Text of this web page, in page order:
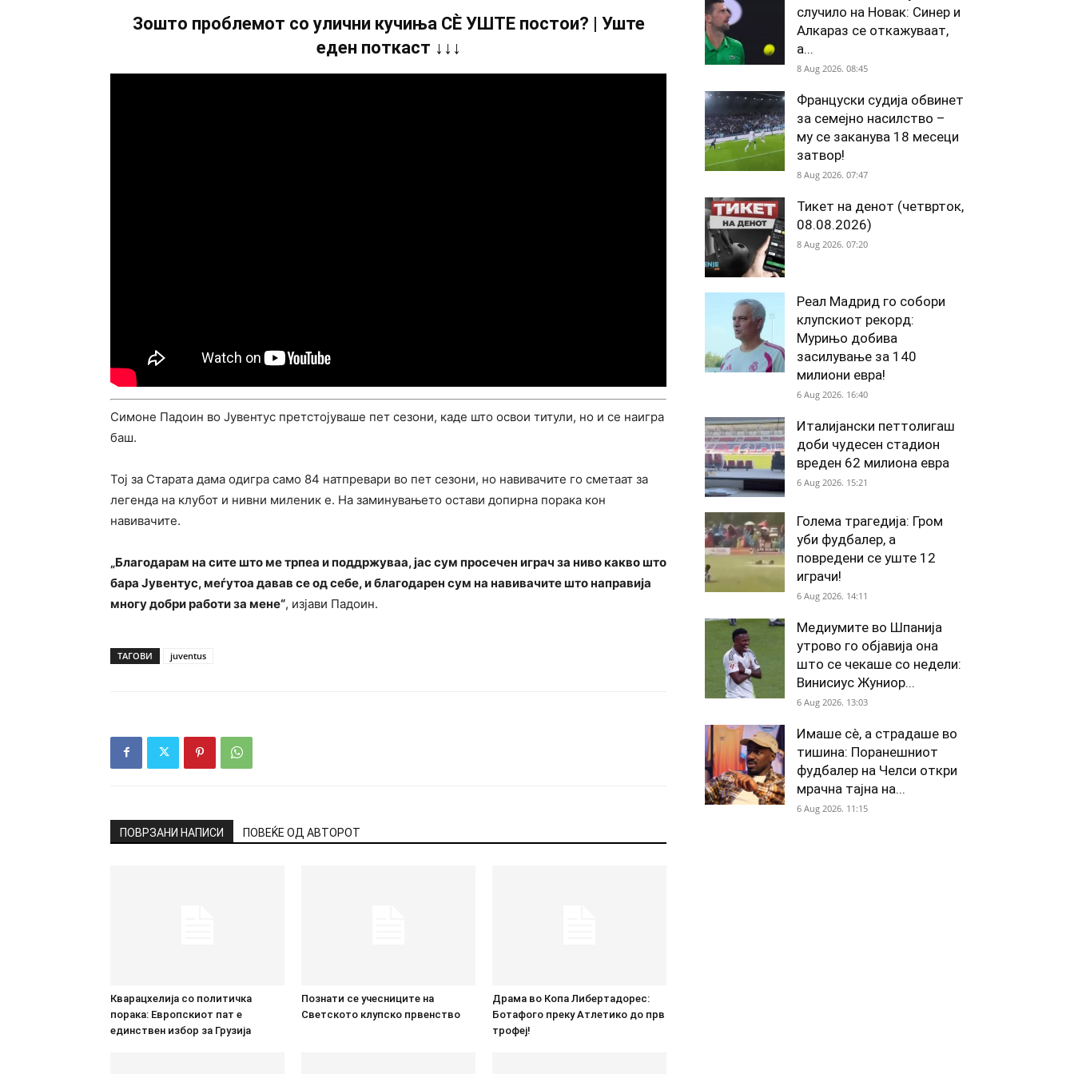
Зошто проблемот со улични кучиња СÈ УШТЕ постои? | Уште
еден поткаст ↓↓↓
Симоне Падоин во Јувентус претстојуваше пет сезони, каде што освои титули, но и се наигра
баш.
Тој за Старата дама одигра само 84 натпревари во пет сезони, но навивачите го сметаат за
легенда на клубот и нивни миленик е. На заминувањето остави допирна порака кон
навивачите.
„Благодарам на сите што ме трпеа и поддржуваа, јас сум просечен играч за ниво какво што
бара Јувентус, меѓутоа давав се од себе, и благодарен сум на навивачите што направија
многу добри работи за мене“, изјави Падоин.
ТАГОВИ juventus
ПОВРЗАНИ НАПИСИ ПОВЕЌЕ ОД АВТОРОТ
Кварацхелија со политичка
порака: Европскиот пат е
единствен избор за Грузија
Познати се учесниците на
Светското клупско првенство
Драма во Копа Либертадорес:
Ботафого преку Атлетико до прв
трофеј!
случило на Новак: Синер и
Алкараз се откажуваат,
а...
8 Aug 2026. 08:45
Француски судија обвинет
за семејно насилство –
му се заканува 18 месеци
затвор!
8 Aug 2026. 07:47
Тикет на денот (четврток,
08.08.2026)
8 Aug 2026. 07:20
Реал Мадрид го собори
клупскиот рекорд:
Мурињо добива
засилување за 140
милиони евра!
6 Aug 2026. 16:40
Италијански петтолигаш
доби чудесен стадион
вреден 62 милиона евра
6 Aug 2026. 15:21
Голема трагедија: Гром
уби фудбалер, а
повредени се уште 12
играчи!
6 Aug 2026. 14:11
Медиумите во Шпанија
утрово го објавија она
што се чекаше со недели:
Винисиус Жуниор...
6 Aug 2026. 13:03
Имаше сè, а страдаше во
тишина: Поранешниот
фудбалер на Челси откри
мрачна тајна на...
6 Aug 2026. 11:15